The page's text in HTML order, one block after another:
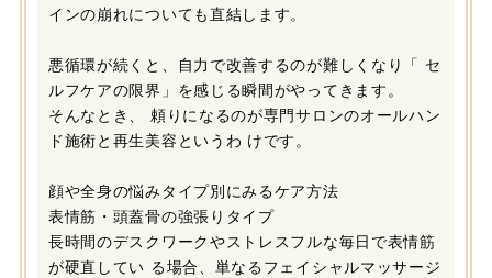
インの崩れについても直結します。
悪循環が続くと、自力で改善するのが難しくなり「 セ
ルフケアの限界」を感じる瞬間がやってきます。
そんなとき、 頼りになるのが専門サロンのオールハン
ド施術と再生美容というわ けです。
顔や全身の悩みタイプ別にみるケア方法
表情筋・頭蓋骨の強張りタイプ
長時間のデスクワークやストレスフルな毎日で表情筋
が硬直してい る場合、単なるフェイシャルマッサージ